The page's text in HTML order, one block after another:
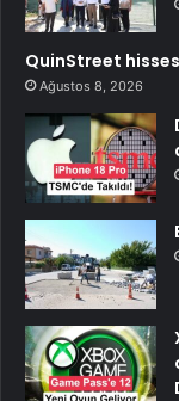
QuinStreet
Ağustos 8, 2026